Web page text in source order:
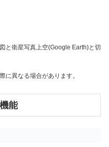
と衛星写真上空(Google Earth)と切
異なる場合があります。
能